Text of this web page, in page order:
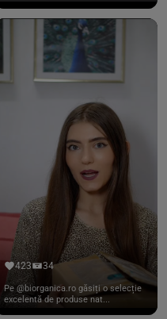
423 34
Pe @biorganica.ro găsiți o selecție
excelentă de produse nat...